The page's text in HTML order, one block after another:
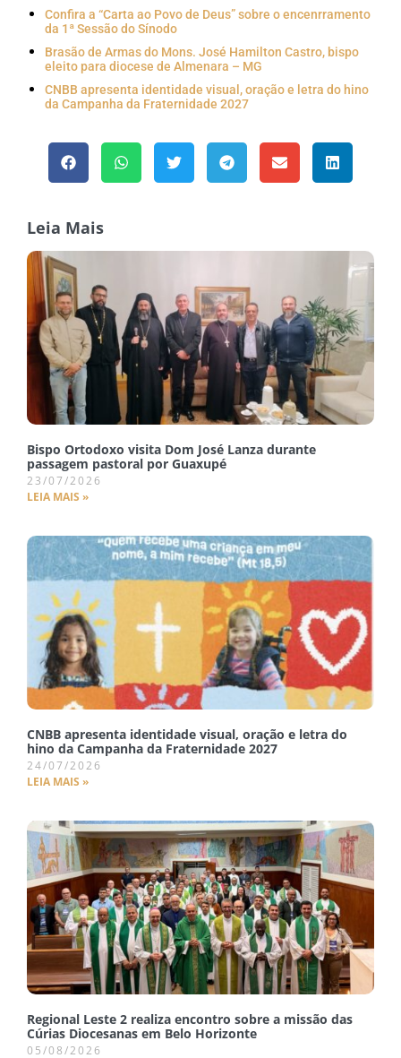
Confira a “Carta ao Povo de Deus” sobre o encenrramento
da 1ª Sessão do Sínodo
Brasão de Armas do Mons. José Hamilton Castro, bispo
eleito para diocese de Almenara – MG
CNBB apresenta identidade visual, oração e letra do hino
da Campanha da Fraternidade 2027
Leia Mais
Bispo Ortodoxo visita Dom José Lanza durante
passagem pastoral por Guaxupé
23/07/2026
LEIA MAIS »
CNBB apresenta identidade visual, oração e letra do
hino da Campanha da Fraternidade 2027
24/07/2026
LEIA MAIS »
Regional Leste 2 realiza encontro sobre a missão das
Cúrias Diocesanas em Belo Horizonte
05/08/2026